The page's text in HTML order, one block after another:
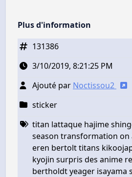
Plus d'information
131386
3/10/2019, 8:21:25 PM
Ajouté par Noctissou2
sticker
titan lattaque hajime
season transformation on
eren bertolt titans
kyojin surpris des anime
bertholdt yeager isayama